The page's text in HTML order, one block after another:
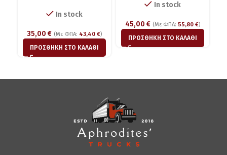
In stock
35,00 € (Με ΦΠΑ: 43,40 €)
ΠΡΟΣΘΉΚΗ ΣΤΟ ΚΑΛΆΘΙ
In stock
45,00 € (Με ΦΠΑ: 55,80 €)
ΠΡΟΣΘΉΚΗ ΣΤΟ ΚΑΛΆΘΙ